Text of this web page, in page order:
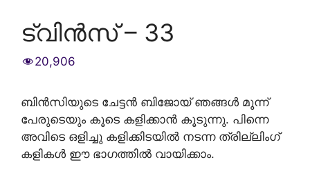
ട്വിൻസ് – 33
20,906
ബിൻസിയുടെ ചേട്ടൻ ബിജോയ്‌ ഞങ്ങൾ മൂന്ന്
പേരുടെയും കൂടെ കളിക്കാൻ കൂടുന്നു. പിന്നെ
അവിടെ ഒളിച്ചു കളിക്കിടയിൽ നടന്ന ത്രില്ലിംഗ്
കളികൾ ഈ ഭാഗത്തിൽ വായിക്കാം.